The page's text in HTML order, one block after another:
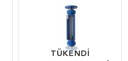
TÜKENDI
TÜKENDI